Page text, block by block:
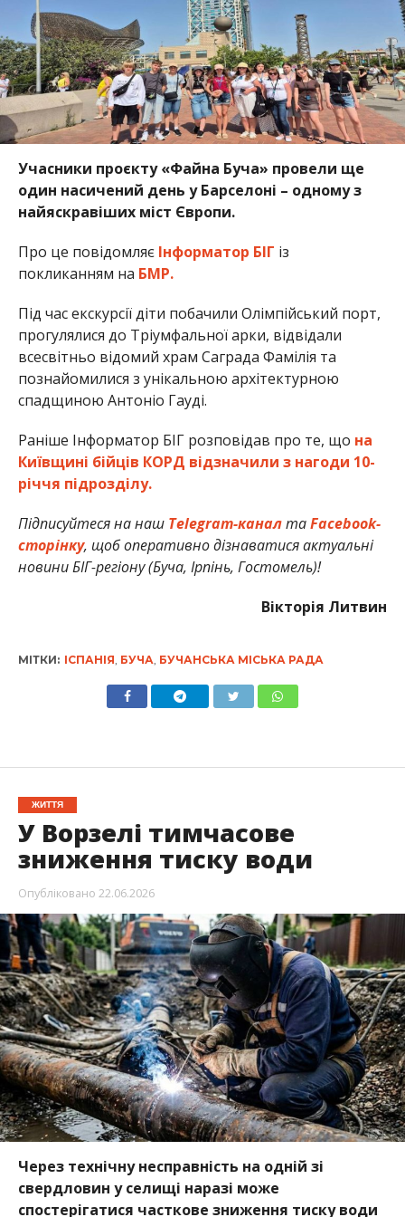
Учасники проєкту «Файна Буча» провели ще
один насичений день у Барселоні – одному з
найяскравіших міст Європи.
Про це повідомляє Інформатор БІГ із
покликанням на БМР.
Під час екскурсії діти побачили Олімпійський порт,
прогулялися до Тріумфальної арки, відвідали
всесвітньо відомий храм Саграда Фамілія та
познайомилися з унікальною архітектурною
спадщиною Антоніо Гауді.
Раніше Інформатор БІГ розповідав про те, що на
Київщині бійців КОРД відзначили з нагоди 10-
річчя підрозділу.
Підписуйтеся на наш Telegram-каналтаFacebook-
сторінку, щоб оперативно дізнаватися актуальні
новини БІГ-регіону (Буча, Ірпінь, Гостомель)!
Вікторія Литвин
МІТКИ: ІСПАНІЯ, БУЧА, БУЧАНСЬКА МІСЬКА РАДА
ЖИТТЯ
У Ворзелі тимчасове
зниження тиску води
Опубліковано 22.06.2026
Через технічну несправність на одній зі
свердловин у селищі наразі може
спостерігатися часткове зниження тиску води